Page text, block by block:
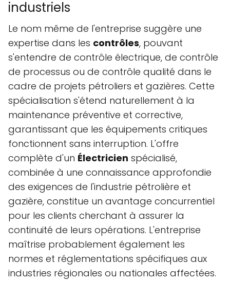
industriels
Le nom même de l'entreprise suggère une
expertise dans les contrôles, pouvant
s'entendre de contrôle électrique, de contrôle
de processus ou de contrôle qualité dans le
cadre de projets pétroliers et gazières. Cette
spécialisation s'étend naturellement à la
maintenance préventive et corrective,
garantissant que les équipements critiques
fonctionnent sans interruption. L'offre
complète d'un Électricien spécialisé,
combinée à une connaissance approfondie
des exigences de l'industrie pétrolière et
gazière, constitue un avantage concurrentiel
pour les clients cherchant à assurer la
continuité de leurs opérations. L'entreprise
maîtrise probablement également les
normes et réglementations spécifiques aux
industries régionales ou nationales affectées.